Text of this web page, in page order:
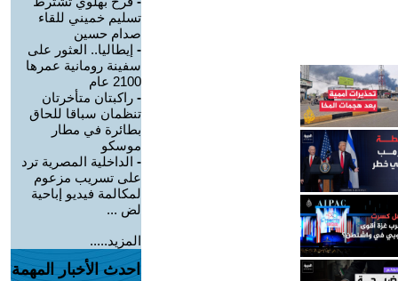
تسليم خميني للقاء
صدام حسين
- إيطاليا.. العثور على
سفينة رومانية عمرها
2100 عام
- راكبتان متأخرتان
تنظمان سباقا للحاق
بطائرة في مطار
موسكو
- الداخلية المصرية ترد
على تسريب مزعوم
لمكالمة فيديو إباحية
لض ...
المزيد.....
احدث الأخبار المهمة